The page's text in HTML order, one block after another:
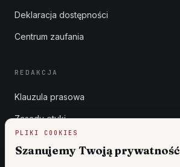
PLIKI COOKIES
Szanujemy Twoją prywatność
Deklaracja dostępności
Centrum zaufania
REDAKCJA
Klauzula prasowa
Zasady etyki